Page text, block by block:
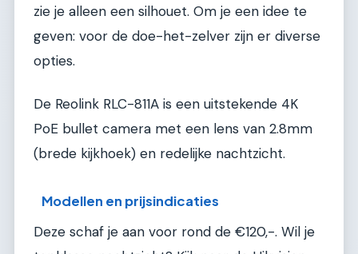
zie je alleen een silhouet. Om je een idee te
geven: voor de doe-het-zelver zijn er diverse
opties.
De Reolink RLC-811A is een uitstekende 4K
PoE bullet camera met een lens van 2.8mm
(brede kijkhoek) en redelijke nachtzicht.
Modellen en prijsindicaties
Deze schaf je aan voor rond de €120,-. Wil je